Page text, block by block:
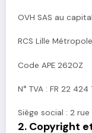
OVH SAS au
RCS Lille
Code APE 2620Z
N° TVA : FR 22 424
Siège social : 2
2. Copyright